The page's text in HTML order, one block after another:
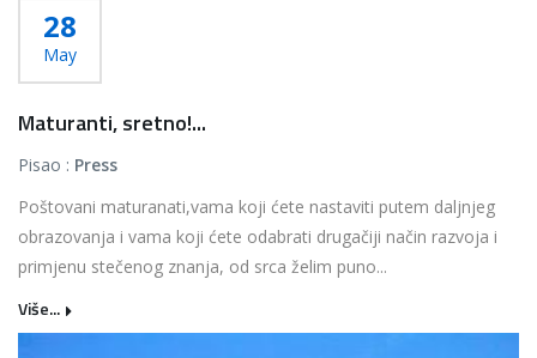
28
May
Maturanti, sretno!...
Pisao : Press
Poštovani maturanati,vama koji ćete nastaviti putem daljnjeg
obrazovanja i vama koji ćete odabrati drugačiji način razvoja i
primjenu stečenog znanja, od srca želim puno...
Više...